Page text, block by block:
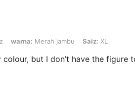
Merah jambu, Saiz: XL
warna: Merah jambu Saiz: XL
but I don’t have the figure